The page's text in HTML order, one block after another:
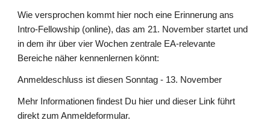
Wie versprochen kommt hier noch eine Erinnerung ans
Intro-Fellowship (online), das am 21. November startet und
in dem ihr über vier Wochen zentrale EA-relevante
Bereiche näher kennenlernen könnt:
Anmeldeschluss ist diesen Sonntag - 13. November
Mehr Informationen findest Du hier und dieser Link führt
direkt zum Anmeldeformular.